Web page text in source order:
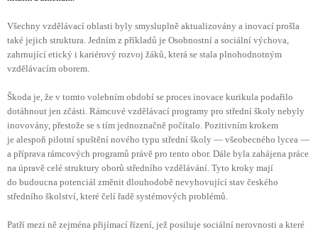
Všechny vzdělávací oblasti byly smysluplně aktualizovány a inovací prošla
také jejich struktura. Jedním z příkladů je Osobnostní a sociální výchova,
zahrnující etický i kariérový rozvoj žáků, která se stala plnohodnotným
vzdělávacím oborem.
Škoda je, že v tomto volebním období se proces inovace kurikula podařilo
dotáhnout jen zčásti. Rámcové vzdělávací programy pro střední školy nebyly
inovovány, přestože se s tím jednoznačně počítalo. Pozitivním krokem
je alespoň pilotní spuštění nového typu střední školy — všeobecného lycea —
a příprava rámcových programů právě pro tento obor. Dále byla zahájena práce
na úpravě celé struktury oborů středního vzdělávání. Tyto kroky mají
do budoucna potenciál změnit dlouhodobě nevyhovující stav českého
středního školství, které čelí řadě systémových problémů.
Patří mezi ně zejména přijímací řízení, jež posiluje sociální nerovnosti a které